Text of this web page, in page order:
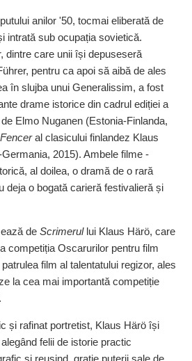
anilor '50, tocmai eliberată de
intrată sub ocupația sovietică.
dintre care unii își depuseseră
pentru ca apoi să aibă de ales
în slujba unui Generalissim, a fost
drame istorice din cadrul ediției a
de Elmo Nuganen (Estonia‑Finlanda,
al clasicului finlandez Klaus
2015). Ambele filme -
al doilea, o dramă de o rară
deja o bogată carieră festivalieră și
de Scrimerullui Klaus Härö, care
competiția Oscarurilor pentru film
film al talentatului regizor, ales
la cea mai importantă competiție
și rafinat portretist, Klaus Härö își
felii de istorie practic
și reușind, grație puterii sale de